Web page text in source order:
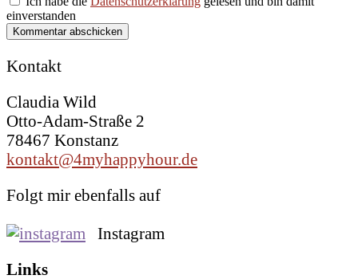
einverstanden
Kommentar abschicken
Kontakt
Claudia Wild
Otto-Adam-Straße 2
78467 Konstanz
kontakt@4myhappyhour.de
Folgt mir ebenfalls auf
Instagram
Links